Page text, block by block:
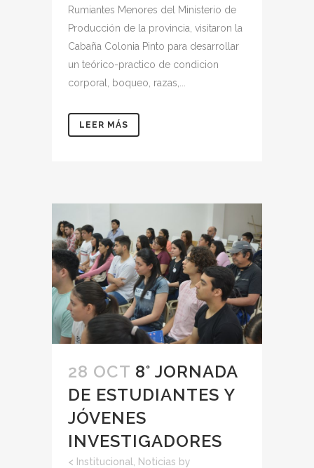
Rumiantes Menores del Ministerio de
Producción de la provincia, visitaron la
Cabaña Colonia Pinto para desarrollar
un teórico-practico de condicion
corporal, boqueo, razas,...
LEER MÁS
28 OCT 8° JORNADA
DE ESTUDIANTES Y
JÓVENES
INVESTIGADORES
< Institucional Noticias by